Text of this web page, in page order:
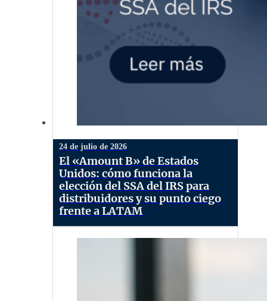
24 de julio de 2026
El «Amount B» de Estados
Unidos: cómo funciona la
elección del SSA del IRS para
distribuidores y su punto ciego
frente a LATAM